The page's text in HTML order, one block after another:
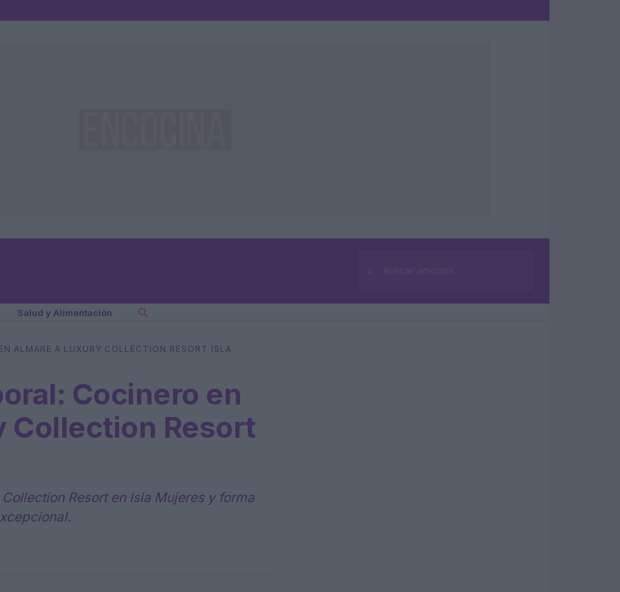
⌕Buscar
Salud y Alimentación
ALMARE A LUXURY COLLECTION RESORT ISLA
Cocinero en
Collection Resort
Resort en Isla Mujeres y forma